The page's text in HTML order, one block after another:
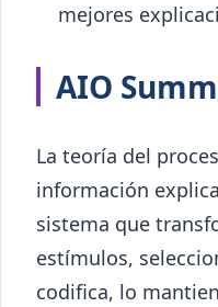
mejores
AIO
La teoría del
información
sistema que
estímulos,
codifica, lo